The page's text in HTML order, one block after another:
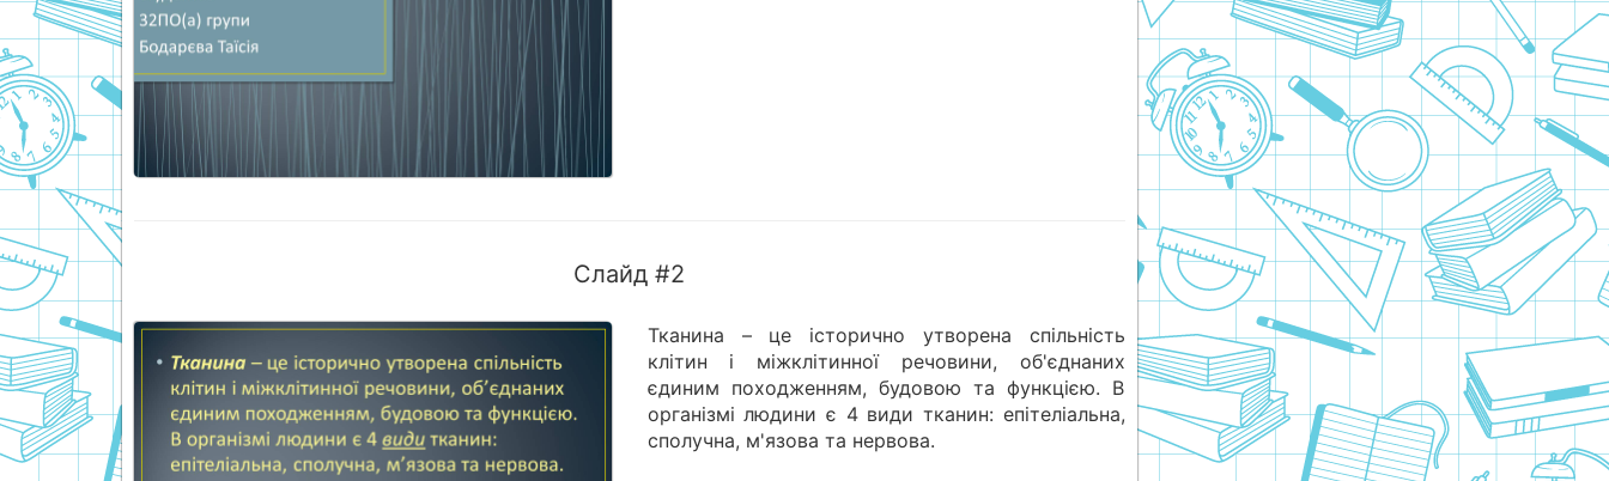
Слайд #2
Тканина – це історично утворена спільність
клітин і міжклітинної речовини, об'єднаних
єдиним походженням, будовою та функцією. В
організмі людини є 4 види тканин: епітеліальна,
сполучна, м'язова та нервова.